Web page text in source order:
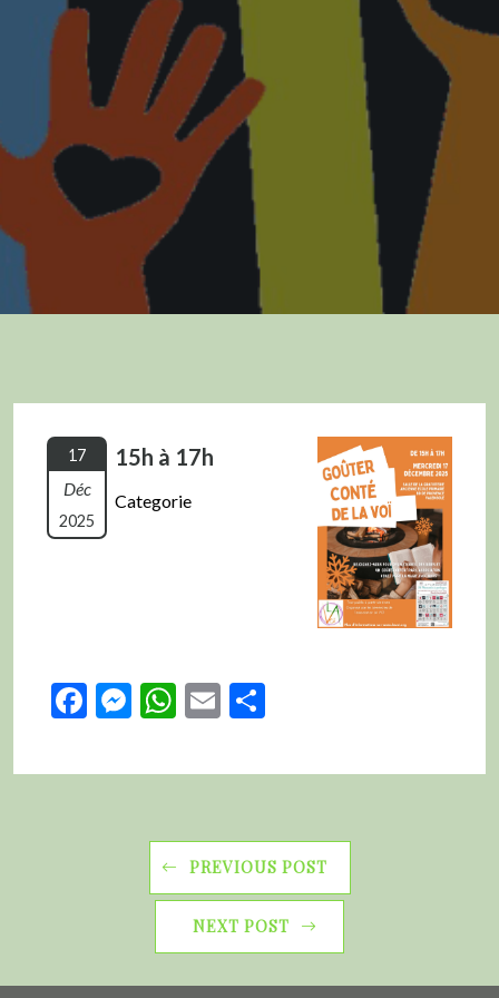
17
Déc
2025
15h à 17h
Categorie
Facebook
Messenger
WhatsApp
Email
PREVIOUS POST
NEXT POST